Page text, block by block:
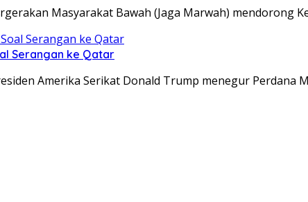
Masyarakat Bawah (Jaga Marwah)
Serangan ke Qatar
Amerika Serikat Donald Trump menegur Perdana